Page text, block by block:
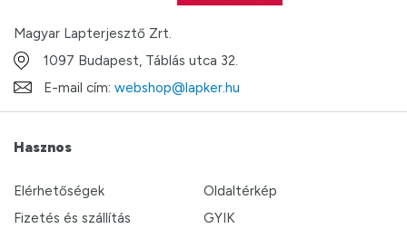
Magyar Lapterjesztő Zrt.
1097 Budapest, Táblás utca 32.
E-mail cím: webshop@lapker.hu
Hasznos
Elérhetőségek
Oldaltérkép
Fizetés és szállítás
GYIK